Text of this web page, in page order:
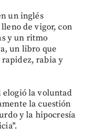
un inglés
de vigor, con
y un ritmo
un libro que
rabia y
la voluntad
la cuestión
y la hipocresía